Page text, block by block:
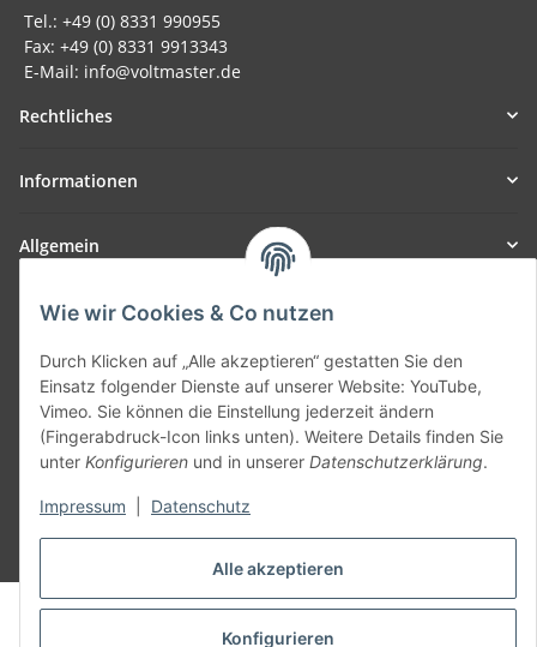
Alle akzeptieren
Konfigurieren
Wie wir Cookies & Co nutzen
Durch Klicken auf „Alle akzeptieren“ gestatten Sie den
Einsatz folgender Dienste auf unserer Website: YouTube,
Vimeo. Sie können die Einstellung jederzeit ändern
(Fingerabdruck-Icon links unten). Weitere Details finden Sie
unter Konfigurieren und in unserer Datenschutzerklärung.
Impressum Datenschutz
Tel.: +49 (0) 8331 990955
Fax: +49 (0) 8331 9913343
E-Mail: info@voltmaster.de
Rechtliches
Informationen
Allgemein
Teil unseres Netzwerks:
Vertrag widerrufen
© voltmaster.de
Powered byJTL-Shop